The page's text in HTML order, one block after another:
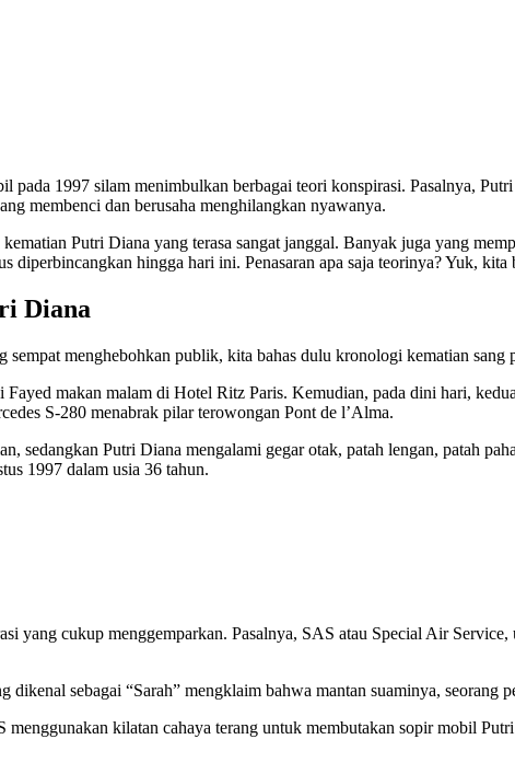
pada 1997 silam menimbulkan berbagai teori konspirasi. Pasalnya,
membenci dan berusaha menghilangkan nyawanya.
Putri Diana yang terasa sangat janggal. Banyak juga yang
diperbincangkan hingga hari ini. Penasaran apa saja teorinya? Yuk, kita
Diana
sempat menghebohkan publik, kita bahas dulu kronologi kematian
makan malam di Hotel Ritz Paris. Kemudian, pada dini hari,
S-280 menabrak pilar terowongan Pont de l’Alma.
sedangkan Putri Diana mengalami gegar otak, patah lengan, patah
1997 dalam usia 36 tahun.
yang cukup menggemparkan. Pasalnya, SAS atau Special Air
dikenal sebagai “Sarah” mengklaim bahwa mantan suaminya,
menggunakan kilatan cahaya terang untuk membutakan sopir mobil